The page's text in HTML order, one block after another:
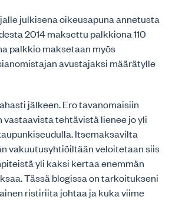
julkisena oikeusapuna annetusta
2014 maksettu palkkiona 110
palkkio maksetaan myös
avustajaksi määrätylle
jälkeen. Ero tavanomaisiin
tehtävistä lienee jo yli
Itsemaksavilta
vakuutusyhtiöiltään veloitetaan siis
yli kaksi kertaa enemmän
Tässä blogissa on tarkoitukseni
ristiriita johtaa ja kuka viime